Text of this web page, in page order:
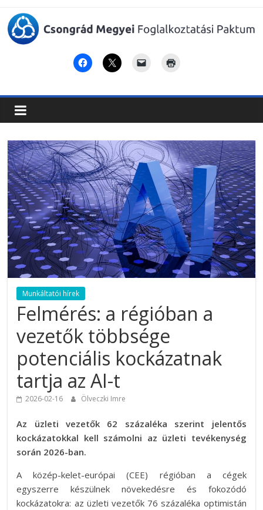
Csongrád
Megyei
Foglalkoztatási
Paktum
Munkáltatói hírek
Felmérés: a régióban a
vezetők többsége
potenciális kockázatnak
tartja az AI-t
2026-02-16 Ölveczki Imre
Az üzleti vezetők 62 százaléka szerint jelentős
kockázatokkal kell számolni az üzleti tevékenység
során 2026-ban.
A közép-kelet-európai (CEE) régióban a cégek
egyszerre készülnek növekedésre és fokozódó
kockázatokra: az üzleti vezetők 76 százaléka optimistán